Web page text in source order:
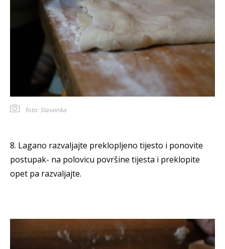
foto: Slavonka
8. Lagano razvaljajte preklopljeno tijesto i ponovite
postupak- na polovicu površine tijesta i preklopite
opet pa razvaljajte.